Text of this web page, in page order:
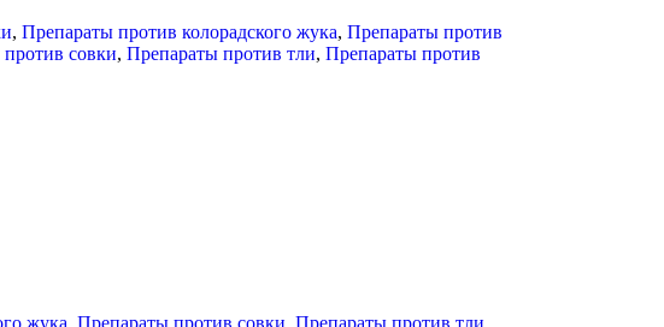
, Препараты против колорадского жука, Препараты против
совки, Препараты против тли, Препараты против